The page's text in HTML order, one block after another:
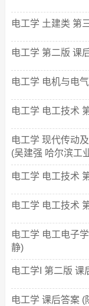
电工学 土建类 第
电工学 第二版 课
电工学 电机与电
电工学 电工技术
电工学 现代传动
(吴建强 哈尔滨工
电工学 电工技术
电工学 电工技术
电工学 电工电子
静)
电工学I 第二版 课
电工学 课后答案 (